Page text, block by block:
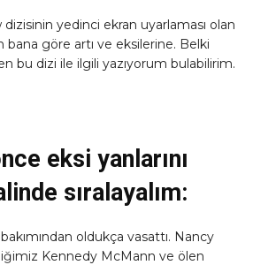
yedinci ekran uyarlaması olan
göre artı ve eksilerine. Belki
bu dizi ile ilgili yazıyorum bulabilirim.
eksi yanlarını
sıralayalım:
oldukça vasattı. Nancy
Kennedy McMann ve ölen